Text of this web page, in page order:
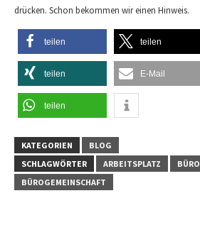
drücken. Schon bekommen wir einen Hinweis.
teilen teilen
teilen E-Mail
teilen
KATEGORIEN
BLOG
SCHLAGWÖRTER
ARBEITSPLATZ
BÜRO
BÜROGEMEINSCHAFT